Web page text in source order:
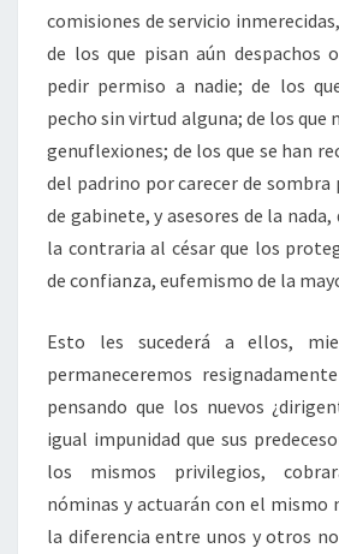
comisiones de servicio
de los que pisan aún despachos
pedir permiso a nadie; de los
pecho sin virtud alguna; de los que
genuflexiones; de los que se han
del padrino por carecer de sombra
de gabinete, y asesores de la
la contraria al césar que los
de confianza, eufemismo de la
Esto les sucederá a ellos,
permaneceremos
pensando que los nuevos
igual impunidad que sus
los mismos privilegios,
nóminas y actuarán con el mismo
la diferencia entre unos y otros